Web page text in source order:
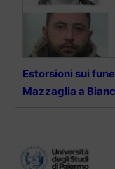
Estorsioni sui
Mazzaglia a